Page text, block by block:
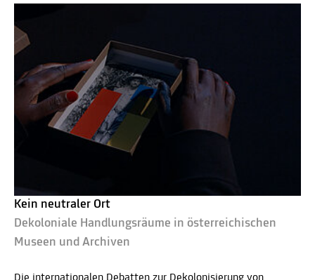
Kein neutraler Ort
Dekoloniale Handlungsräume in österreichischen
Museen und Archiven